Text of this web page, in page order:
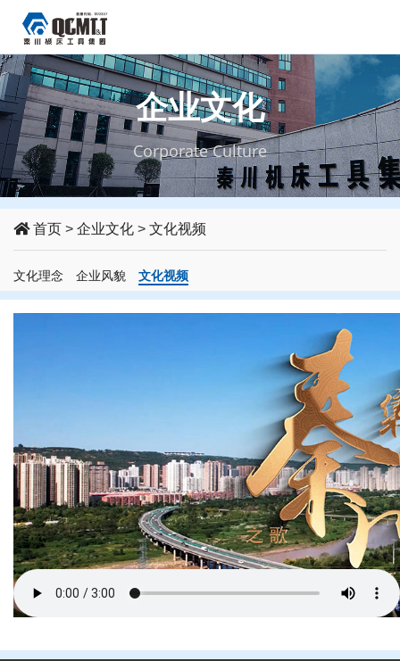
企业文化
Corporate Culture
首页 > 企业文化 > 文化视频
文化理念 企业风貌 文化视频